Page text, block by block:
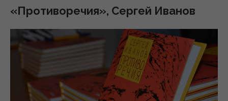
«Противоречия», Сергей Иванов